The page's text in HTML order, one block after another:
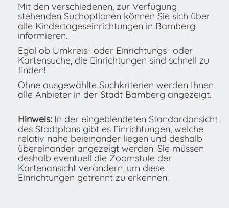
Mit den verschiedenen, zur Verfügung
stehenden Suchoptionen können Sie sich über
alle Kindertageseinrichtungen in Bamberg
informieren.
Egal ob Umkreis- oder Einrichtungs- oder
Kartensuche, die Einrichtungen sind schnell zu
finden!
Ohne ausgewählte Suchkriterien werden Ihnen
alle Anbieter in der Stadt Bamberg angezeigt.
Hinweis: In der eingeblendeten Standardansicht
des Stadtplans gibt es Einrichtungen, welche
relativ nahe beieinander liegen und deshalb
übereinander angezeigt werden. Sie müssen
deshalb eventuell die Zoomstufe der
Kartenansicht verändern, um diese
Einrichtungen getrennt zu erkennen.